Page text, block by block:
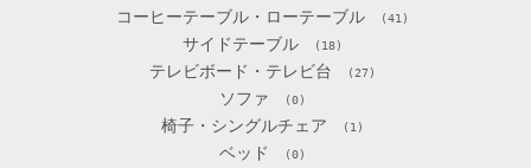
コーヒーテーブル・ローテーブル (41)
サイドテーブル (18)
テレビボード・テレビ台 (27)
ソファ (0)
椅子・シングルチェア (1)
ベッド (0)